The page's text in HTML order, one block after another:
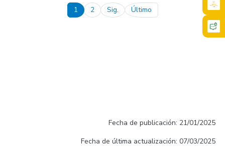
Pagination
1 2 Sig.Next page
ÚltimoLast page
Fecha de publicación: 21/01/2025
Fecha de última actualización: 07/03/2025